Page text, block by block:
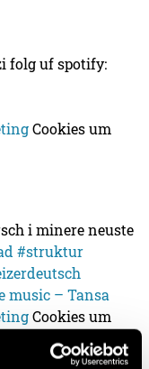
folg uf spotify:
Cookies um
i minere neuste
#struktur
music – Tansa
Cookies um